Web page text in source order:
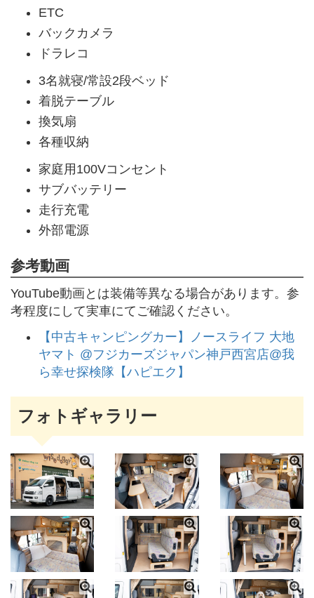
ETC
バックカメラ
ドラレコ
3名就寝/常設2段ベッド
着脱テーブル
換気扇
各種収納
家庭用100Vコンセント
サブバッテリー
走行充電
外部電源
参考動画
YouTube動画とは装備等異なる場合があります。参
考程度にして実車にてご確認ください。
【中古キャンピングカー】ノースライフ 大地
ヤマト @フジカーズジャパン神戸西宮店@我
ら幸せ探検隊【ハピエク】
フォトギャラリー